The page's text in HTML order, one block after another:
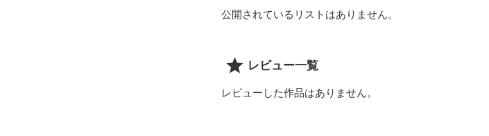
感想や一言コメント、お待ちしてます！
‥よろしくお願いします（？）
この白球に
公開されているリストはありません。
レビュー一覧
レビューした作品はありません。